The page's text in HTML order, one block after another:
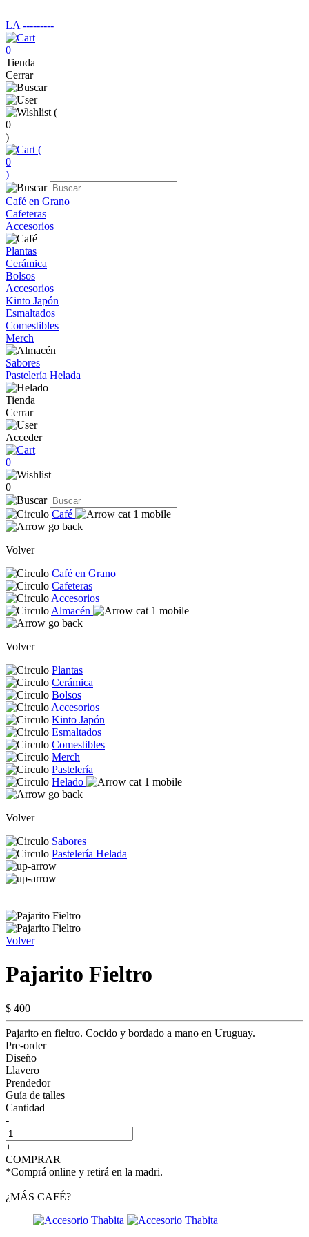
LA ‑‑‑‑‑‑‑‑‑
0
Tienda
Cerrar
(
0
)
(
0
)
Café en Grano
Cafeteras
Accesorios
Plantas
Cerámica
Bolsos
Accesorios
Kinto Japón
Esmaltados
Comestibles
Merch
Sabores
Pastelería Helada
Tienda
Cerrar
Acceder
0
0
Café
Volver
Café en Grano
Cafeteras
Accesorios
Almacén
Volver
Plantas
Cerámica
Bolsos
Accesorios
Kinto Japón
Esmaltados
Comestibles
Merch
Pastelería
Helado
Volver
Sabores
Pastelería Helada
Volver
Pajarito Fieltro
$ 400
Pajarito en fieltro. Cocido y bordado a mano en Uruguay.
Pre-order
Diseño
Llavero
Prendedor
Guía de talles
Cantidad
-
+
COMPRAR
*Comprá online y retirá en la madri.
¿MÁS CAFÉ?